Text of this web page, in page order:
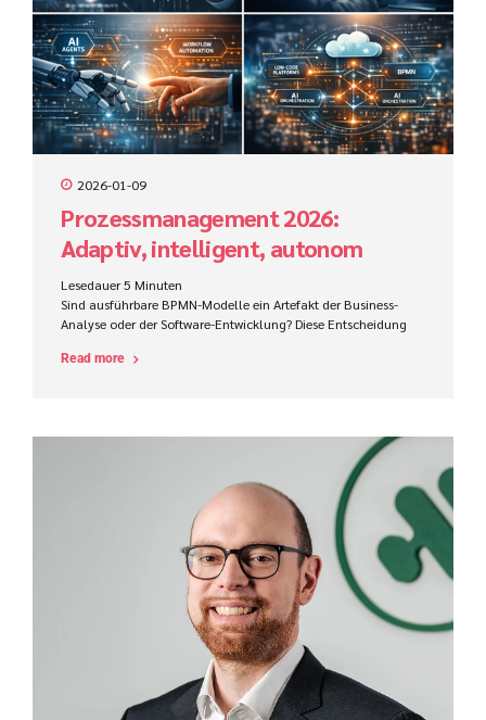
2026-01-09
Prozessmanagement 2026:
Adaptiv, intelligent, autonom
Lesedauer5 Minuten
Sind ausführbare BPMN-Modelle ein Artefakt der Business-
Analyse oder der Software-Entwicklung? Diese Entscheidung
den Projekterfolg im ProCode-Bereich maßgeblich.
Read more